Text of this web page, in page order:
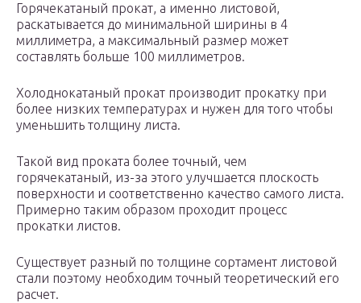
Горячекатаный прокат, а именно листовой,
раскатывается до минимальной ширины в 4
миллиметра, а максимальный размер может
составлять больше 100 миллиметров.
Холоднокатаный прокат производит прокатку при
более низких температурах и нужен для того чтобы
уменьшить толщину листа.
Такой вид проката более точный, чем
горячекатаный, из-за этого улучшается плоскость
поверхности и соответственно качество самого листа.
Примерно таким образом проходит процесс
прокатки листов.
Существует разный по толщине сортамент листовой
стали поэтому необходим точный теоретический его
расчет.